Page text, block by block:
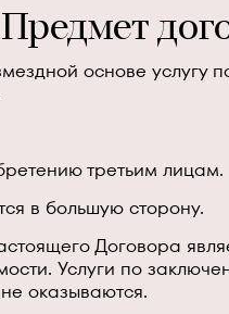
основе
третьим лицам.
в большую сторону.
Договора
Услуги по
оказываются.